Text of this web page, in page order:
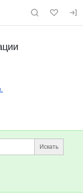
по сайту и
Искать
полезные